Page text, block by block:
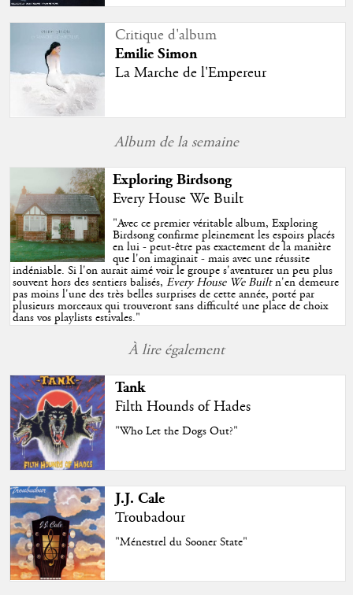
Critique d'album
Emilie Simon
La Marche de l'Empereur
Album de la semaine
Exploring Birdsong
Every House We Built
"Avec ce premier véritable album, Exploring
Birdsong confirme pleinement les espoirs placés
en lui - peut-être pas exactement de la manière
que l'on imaginait - mais avec une réussite
indéniable. Si l'on aurait aimé voir le groupe s'aventurer un peu plus
souvent hors des sentiers balisés,Every House We Builtn'en demeure
pas moins l'une des très belles surprises de cette année, porté par
plusieurs morceaux qui trouveront sans difficulté une place de choix
dans vos playlists estivales."
À lire également
Tank
Filth Hounds of Hades
"Who Let the Dogs Out?"
J.J. Cale
Troubadour
"Ménestrel du Sooner State"